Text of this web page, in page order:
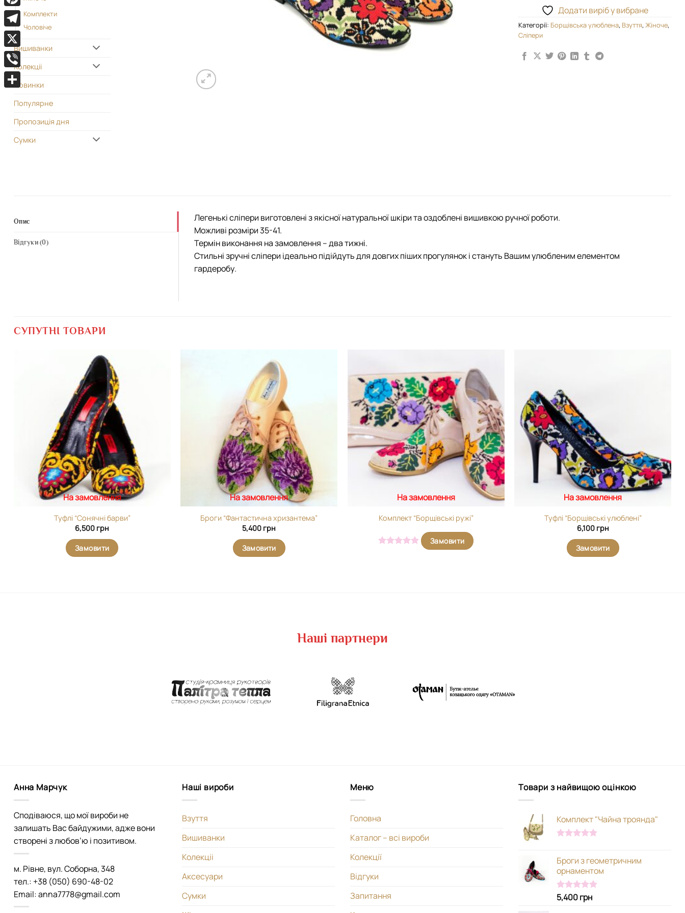
Комплекти
Чоловіче
Вишиванки
Колекціі
Новинки
Популярне
Пропозиція дня
Сумки
Додати виріб у вибране
Категорії: Борщівська улюблена, Взуття, Жіноче,
Сліпери
Опис
Відгуки (0)
Легенькі сліпери виготовлені з якісної натуральної шкіри та оздоблені вишивкою ручної роботи.
Можливі розміри 35-41.
Термін виконання на замовлення – два тижні.
Стильні зручні сліпери ідеально підійдуть для довгих піших прогулянок і стануть Вашим улюбленим елементом
гардеробу.
СУПУТНІ ТОВАРИ
На замовлення
Туфлі “Сонячні барви”
6,500 грн
Замовити
На замовлення
Броги “Фантастична хризантема”
5,400 грн
Замовити
Додати
виріб у
вибране
На замовлення
Комплект “Борщівські ружі”
Замовити
На замовлення
Туфлі “Борщівські улюблені”
6,100 грн
Замовити
Наші партнери
Анна Марчук
Сподіваюся, що мої вироби не
залишать Вас байдужими, адже вони
створені з любов’ю і позитивом.
м. Рівне, вул. Соборна, 348
тел.: +38 (050) 690-48-02
Email: anna7778@gmail.com
Наші вироби
Взуття
Вишиванки
Колекціі
Аксесуари
Сумки
Меню
Головна
Каталог – всі вироби
Колекції
Відгуки
Запитання
Товари з найвищою оцінкою
Комплект "Чайна троянда"
Броги з геометричним
орнаментом
Оцінено в
з 5
5,400грн
Pinterest
Telegram
X
Viber